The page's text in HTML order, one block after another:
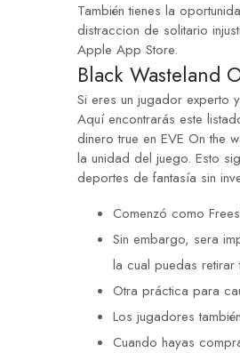
También tienes la
distraccion de solitario
Apple App Store.
Black Wasteland
Si eres un jugador experto
Aquí encontrarás este
dinero true en EVE On the
la unidad del juego. Esto
deportes de fantasía sin
Comenzó como
Sin embargo, sera
la cual puedas retirar
Otra práctica para
Los jugadores
Cuando hayas